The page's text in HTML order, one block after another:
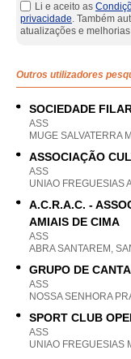
Li e aceito as
privacidade. Também
atualizações e
Outros utilizadores
SOCIEDADE
ASS
MUGE SALVATERRA
ASSOCIAÇÃO
ASS
UNIAO FREGUESIAS
A.C.R.A.C. -
AMIAIS DE CIMA
ASS
ABRA SANTAREM,
GRUPO DE
ASS
NOSSA SENHORA
SPORT CLUB
ASS
UNIAO FREGUESIAS